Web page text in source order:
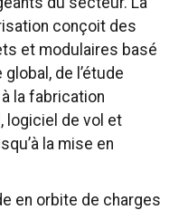
conçoit des
et modulaires basé
de l’étude
la fabrication
logiciel de vol et
la mise en
en orbite de charges